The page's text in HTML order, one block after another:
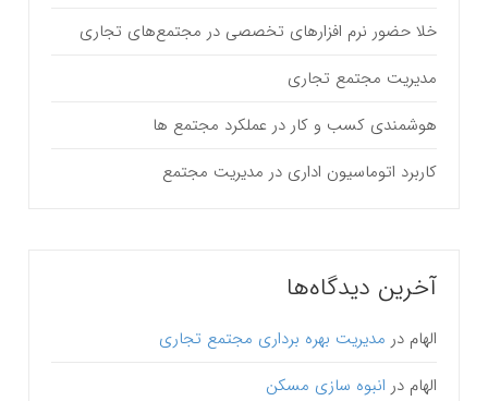
خلا حضور نرم افزارهای تخصصی در مجتمع‌های تجاری
مدیریت مجتمع تجاری
هوشمندی کسب و کار در عملکرد مجتمع ها
کاربرد اتوماسیون اداری در مدیریت مجتمع
آخرین دیدگاه‌ها
الهام در مدیریت بهره برداری مجتمع تجاری
الهام در انبوه سازی مسکن